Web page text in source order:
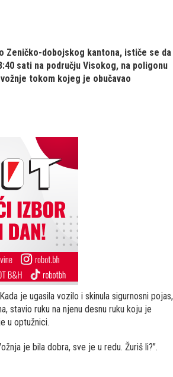
Zeničko-dobojskog kantona, ističe se da
sati na području Visokog, na poligonu
tokom kojeg je obučavao
je ugasila vozilo i skinula sigurnosni pojas,
stavio ruku na njenu desnu ruku koju je
u optužnici.
je bila dobra, sve je u redu. Žuriš li?”.